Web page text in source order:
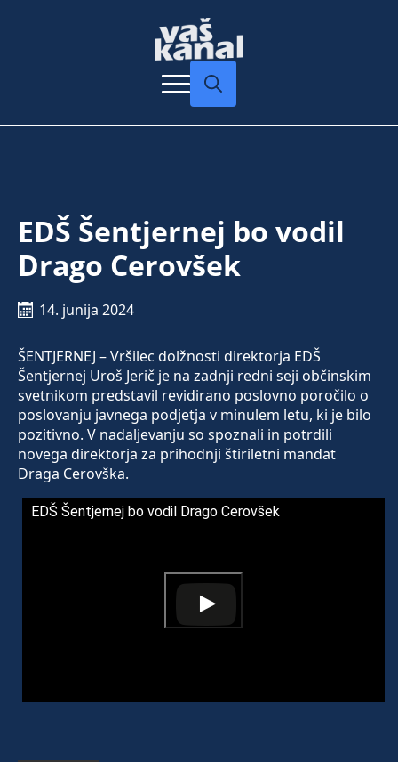
EDŠ Šentjernej bo vodil
Drago Cerovšek
14. junija 2024
ŠENTJERNEJ – Vršilec dolžnosti direktorja EDŠ
Šentjernej Uroš Jerič je na zadnji redni seji občinskim
svetnikom predstavil revidirano poslovno poročilo o
poslovanju javnega podjetja v minulem letu, ki je bilo
pozitivno. V nadaljevanju so spoznali in potrdili
novega direktorja za prihodnji štiriletni mandat
Draga Cerovška.
EDŠ Šentjernej bo vodil Drago Cerovšek